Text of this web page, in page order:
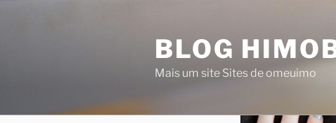
BLOG
Mais um site Sites de omeuimo